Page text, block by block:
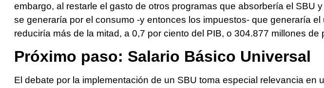
embargo, al restarle el gasto de otros programas que absorbería el SBU
se generaría por el consumo -y entonces los impuestos- que generaría
reduciría más de la mitad, a 0,7 por ciento del PIB, o 304.877 millones de
Próximo paso: Salario Básico Universal
El debate por la implementación de un SBU toma especial relevancia en